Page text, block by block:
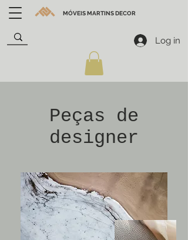
MÓVEIS MARTINS DECOR
Log in
Peças de
designer